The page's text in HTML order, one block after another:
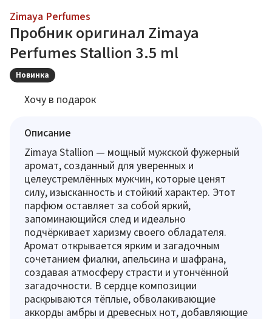
Zimaya Perfumes
Пробник оригинал Zimaya
Perfumes Stallion 3.5 ml
Новинка
Хочу в подарок
Описание
Zimaya Stallion — мощный мужской фужерный
аромат, созданный для уверенных и
целеустремлённых мужчин, которые ценят
силу, изысканность и стойкий характер. Этот
парфюм оставляет за собой яркий,
запоминающийся след и идеально
подчёркивает харизму своего обладателя.
Аромат открывается ярким и загадочным
сочетанием фиалки, апельсина и шафрана,
создавая атмосферу страсти и утончённой
загадочности. В сердце композиции
раскрываются тёплые, обволакивающие
аккорды амбры и древесных нот, добавляющие